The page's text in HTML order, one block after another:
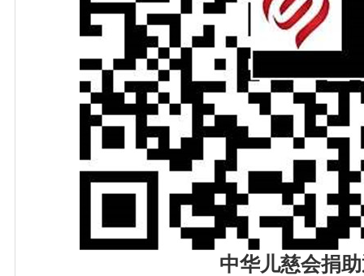
中华儿慈会捐